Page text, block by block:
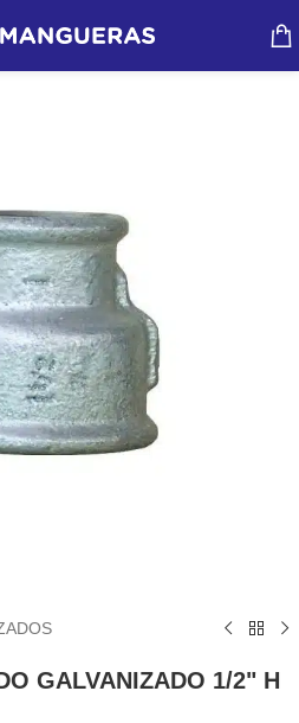
GALVANIZADO 1/2" H